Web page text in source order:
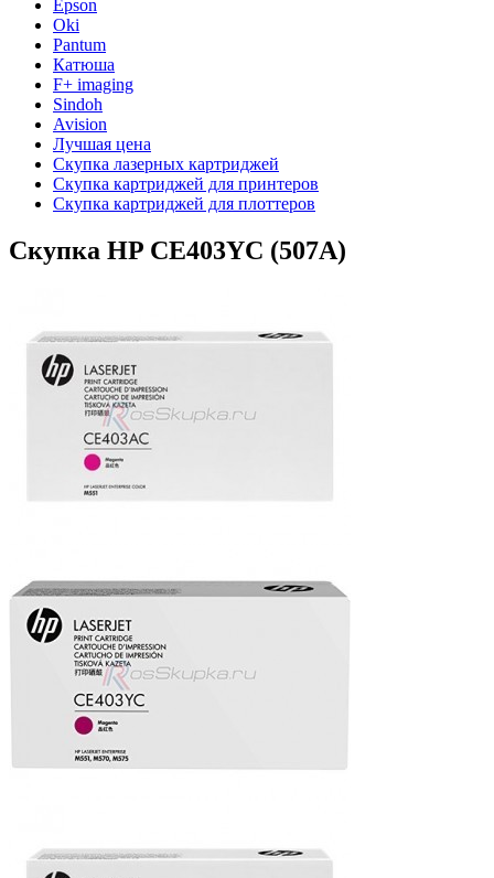
Epson
Oki
Pantum
Катюша
F+ imaging
Sindoh
Avision
Лучшая цена
Скупка лазерных картриджей
Скупка картриджей для принтеров
Скупка картриджей для плоттеров
Скупка HP CE403YC (507A)